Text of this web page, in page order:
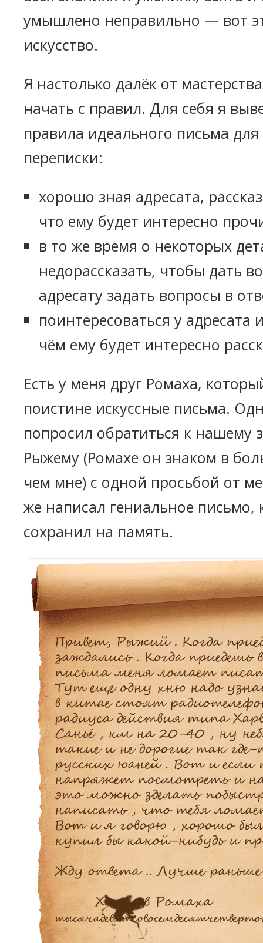
умышлено неправильно — вот
искусство.
Я настолько далёк от
начать с правил. Для себя я
правила идеального письма
переписки:
хорошо зная адресата,
что ему будет интересно
в то же время о некоторых
недорассказать, чтобы дать
адресату задать вопросы в
поинтересоваться у адресата
чём ему будет интересно
Есть у меня друг Ромаха,
поистине искуссные письма.
попросил обратиться к нашему
Рыжему (Ромахе он знаком в
чем мне) с одной просьбой от
же написал гениальное письмо,
сохранил на память.